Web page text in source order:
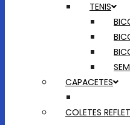
TENIS
CAPACETES
COLETES